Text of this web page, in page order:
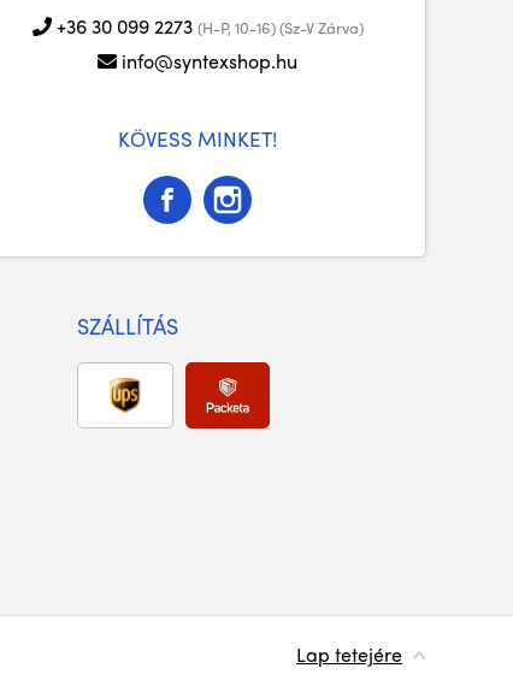
+36 30 099 2273 (H-P, 10-16) (Sz-V Zárva)
info@syntexshop.hu
KÖVESS MINKET!
SZÁLLÍTÁS
Lap tetejére